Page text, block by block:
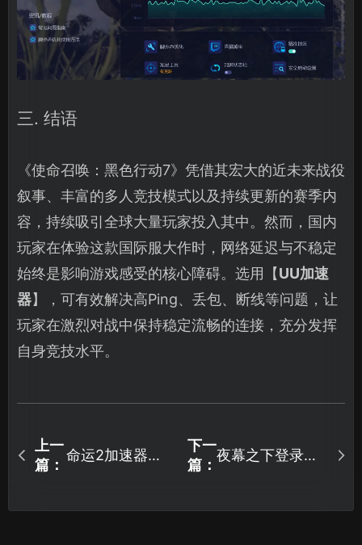
三. 结语
《使命召唤：黑色行动7》凭借其宏大的近未来战役
叙事、丰富的多人竞技模式以及持续更新的赛季内
容，持续吸引全球大量玩家投入其中。然而，国内
玩家在体验这款国际服大作时，网络延迟与不稳定
始终是影响游戏感受的核心障碍。选用【UU加速
器】，可有效解决高Ping、丢包、断线等问题，让
玩家在激烈对战中保持稳定流畅的连接，充分发挥
自身竞技水平。
上一
篇：
命运2加速器深
下一
篇：
夜幕之下登录失